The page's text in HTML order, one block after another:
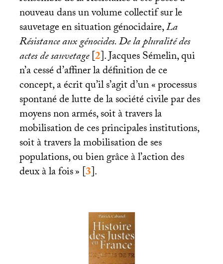
nouveau dans un volume collectif sur le
sauvetage en situation génocidaire,La
Résistance aux génocides. De la pluralité des
actes de sauvetage[2]. Jacques Sémelin, qui
n’a cessé d’affiner la définition de ce
concept, a écrit qu’il s’agit d’un «processus
spontané de lutte de la société civile par des
moyens non armés, soit à travers la
mobilisation de ces principales institutions,
soit à travers la mobilisation de ses
populations, ou bien grâce à l’action des
deux à la fois»[3].